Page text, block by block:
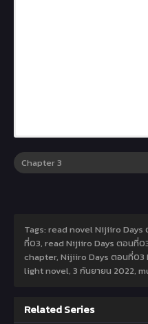
Tags: read novel Nijiiro
ที่03, read Nijiiro Days ตอนที่
chapter, Nijiiro Days ตอนที่
light novel, 3 กันยายน 2022,
Related Series